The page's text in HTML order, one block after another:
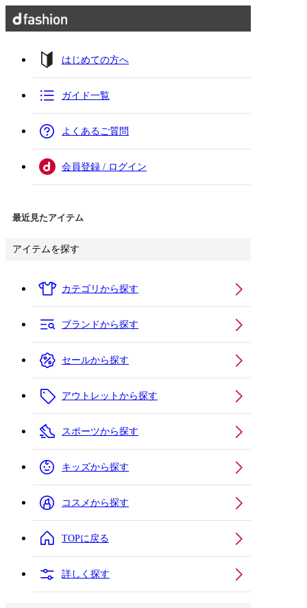
はじめての方へ
ガイド一覧
よくあるご質問
会員登録 / ログイン
最近見たアイテム
アイテムを探す
カテゴリから探す
ブランドから探す
セールから探す
アウトレットから探す
スポーツから探す
キッズから探す
コスメから探す
TOPに戻る
詳しく探す